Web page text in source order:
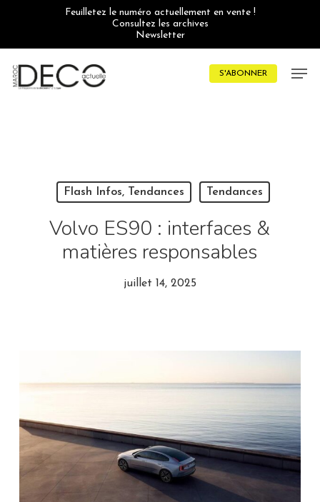
Feuilletez le numéro actuellement en vente !
Consultez les archives
Newsletter
S'ABONNER
Flash Infos, Tendances Tendances
Volvo ES90 : interfaces &
matières responsables
juillet 14, 2025